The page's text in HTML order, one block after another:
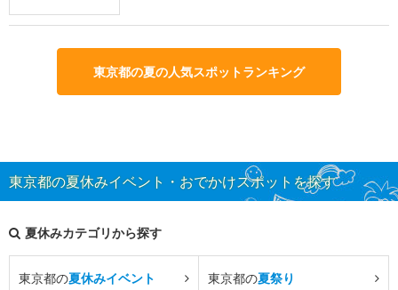
東京都の夏の人気スポットランキング
東京都の夏休みイベント・おでかけスポットを探す
夏休みカテゴリから探す
東京都の夏休みイベント 東京都の夏祭り